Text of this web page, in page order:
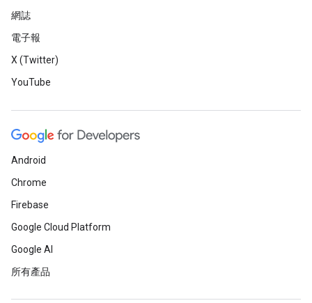
網誌
電子報
X (Twitter)
YouTube
Android
Chrome
Firebase
Google Cloud Platform
Google AI
所有產品